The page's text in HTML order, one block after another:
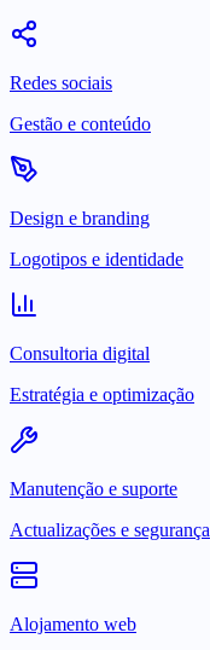
Redes sociais
Gestão e conteúdo
Design e branding
Logotipos e identidade
Consultoria digital
Estratégia e optimização
Manutenção e suporte
Actualizações e segurança
Alojamento web